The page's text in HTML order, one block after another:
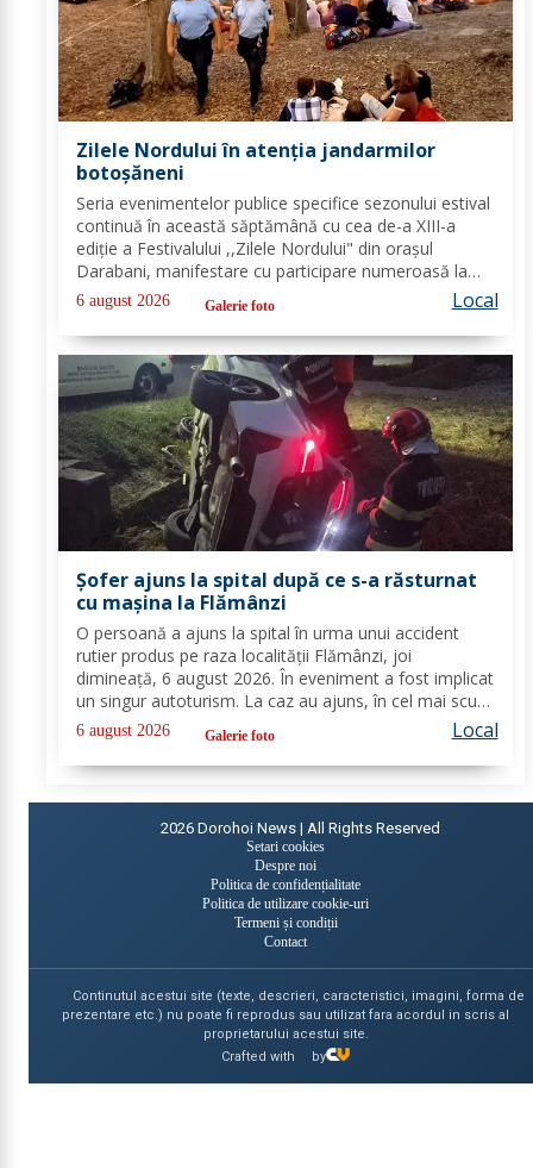
Zilele Nordului în atenția jandarmilor
botoșăneni
Seria evenimentelor publice specifice sezonului estival
continuă în această săptămână cu cea de-a XIII-a
ediție a Festivalului ,,Zilele Nordului" din orașul
Darabani, manifestare cu participare numeroasă la
care Inspectoratul de Jandarmi Județean Botoșani, în
cooperare cu partenerii instituționali,...
6 august 2026 Galerie foto Local
Șofer ajuns la spital după ce s-a răsturnat
cu mașina la Flămânzi
O persoană a ajuns la spital în urma unui accident
rutier produs pe raza localității Flămânzi, joi
dimineață, 6 august 2026. În eveniment a fost implicat
un singur autoturism. La caz au ajuns, în cel mai scurt
timp, pompierii din cadrul Punctului de Lucru Flămânzi,
cu o autospecială de stingere și...
6 august 2026 Galerie foto Local
2026 Dorohoi News | All Rights Reserved
Setari cookies
Despre noi
Politica de confidențialitate
Politica de utilizare cookie-uri
Termeni și condiții
Contact
Continutul acestui site (texte, descrieri, caracteristici, imagini, forma de
prezentare etc.) nu poate fi reprodus sau utilizat fara acordul in scris al
proprietarului acestui site.
Crafted with
by